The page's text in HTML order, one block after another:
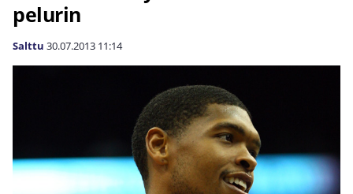
pelurin
Salttu 30.07.2013 11:14